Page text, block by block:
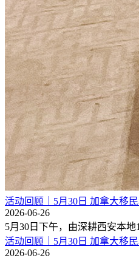
活动回顾｜5月30日 加拿大移
2026-06-26
5月30日下午，由深耕西安本地
活动回顾｜5月30日 加拿大移
2026-06-26